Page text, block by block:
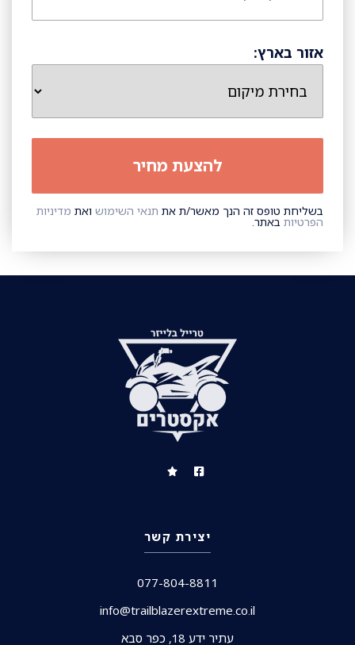
אזור בארץ:
בשליחת טופס זה הנך מאשר/ת את תנאי השימוש ואת מדיניות
הפרטיות באתר.
יצירת קשר
077-804-8811
info@trailblazerextreme.co.il
עתיר ידע 18, כפר סבא